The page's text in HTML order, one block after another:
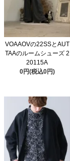
VOAAOVの22SSとAUT
TAAのルームシューズ 2
20115A
0円(税込0円)